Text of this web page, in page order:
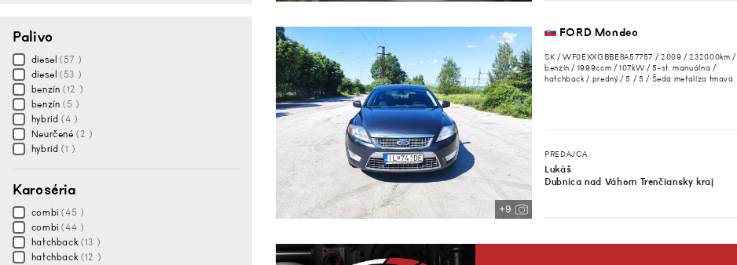
Palivo
diesel(57 )
diesel(53 )
benzín(12 )
benzín(5 )
hybrid(4 )
Neurčené(2 )
hybrid(1 )
Karoséria
combi(45 )
combi(44 )
hatchback(13 )
hatchback(12 )
+9
FORD Mondeo
SK / WF0EXXGBBE8A57757 / 2009 / 232000km /
benzín / 1999ccm / 107kW / 5-st. manuálna /
hatchback / predný / 5 / 5 / Šedá metalíza tmavá
PREDAJCA
Lukáš
Dubnica nad Váhom Trenčiansky kraj